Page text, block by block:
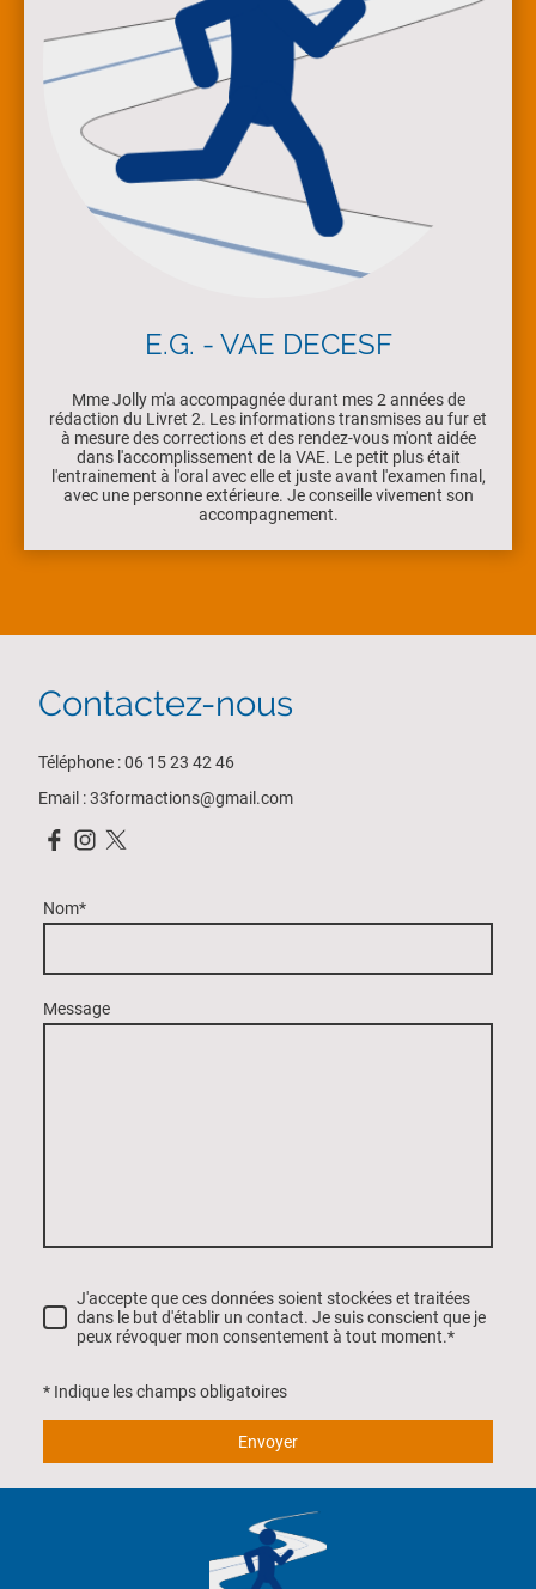
E.G. - VAE DECESF
Mme Jolly m'a accompagnée durant mes 2 années de
rédaction du Livret 2. Les informations transmises au fur et
à mesure des corrections et des rendez-vous m'ont aidée
dans l'accomplissement de la VAE. Le petit plus était
l'entrainement à l'oral avec elle et juste avant l'examen final,
avec une personne extérieure. Je conseille vivement son
accompagnement.
Contactez-nous
Téléphone : 06 15 23 42 46
Email : 33formactions@gmail.com
Nom*
Message
J'accepte que ces données soient stockées et traitées
dans le but d'établir un contact. Je suis conscient que je
peux révoquer mon consentement à tout moment.*
* Indique les champs obligatoires
Envoyer